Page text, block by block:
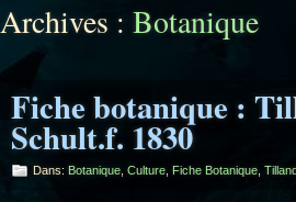
Archives : Botanique
Fiche botanique :
Schult.f. 1830
Dans: Botanique Culture Fiche Botanique